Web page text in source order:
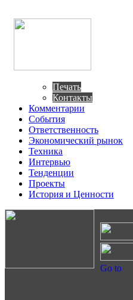
Печать
Контакты
Комментарии
События
Ответственность
Экономический рынок
Техника
Интервью
Тенденции
Проекты
История и Ценности
Go to